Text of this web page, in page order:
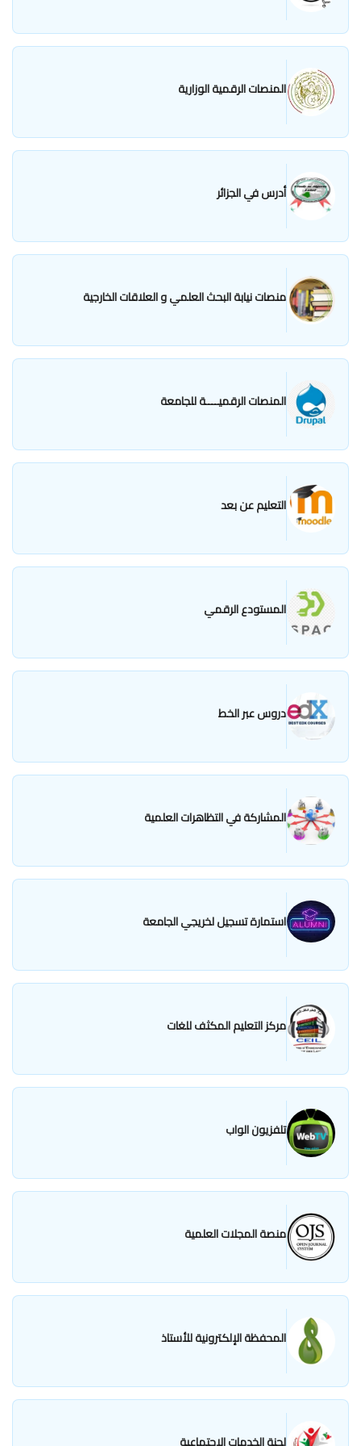
المنصات الرقمية الوزارية
أدرس في الجزائر
منصات نيابة البحث العلمي و العلاقات الخارجية
المنصات الرقميــــة للجامعة
التعليم عن بعد
المستودع الرقمي
دروس عبر الخط
المشاركة في التظاهرات العلمية
استمارة تسجيل لخريجي الجامعة
مركز التعليم المكثف للغات
تلفزيون الواب
منصة المجلات العلمية
المحفظة الإلكترونية للأستاذ